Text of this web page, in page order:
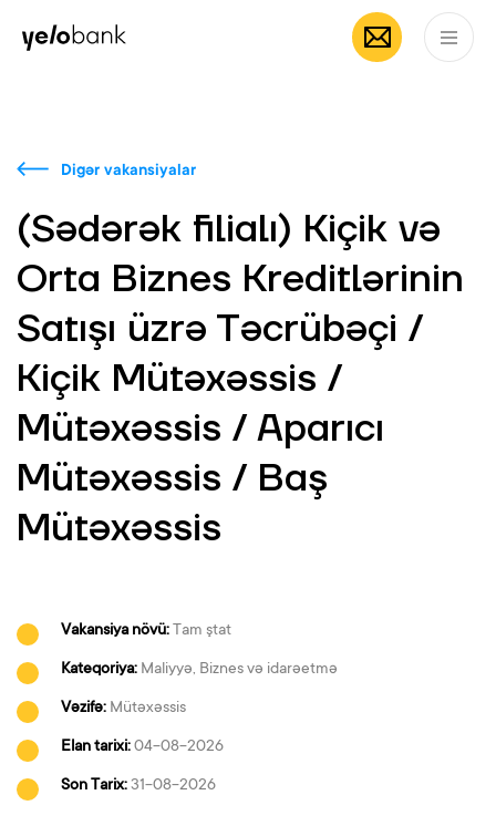
Fərdi Biznes
Digər vakansiyalar
(Sədərək filialı) Kiçik və
Orta Biznes Kreditlərinin
Satışı üzrə Təcrübəçi /
Kiçik Mütəxəssis /
Mütəxəssis / Aparıcı
Mütəxəssis / Baş
Mütəxəssis
Vakansiya növü: Tam ştat
Kateqoriya: Maliyyə, Biznes və idarəetmə
Vəzifə: Mütəxəssis
Elan tarixi:04-08-2026
Son Tarix:31-08-2026